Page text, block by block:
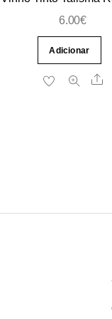
6.00€
Adicionar